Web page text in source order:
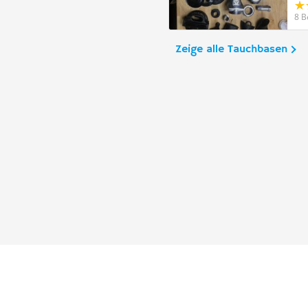
8
Zeige alle Tauchbasen